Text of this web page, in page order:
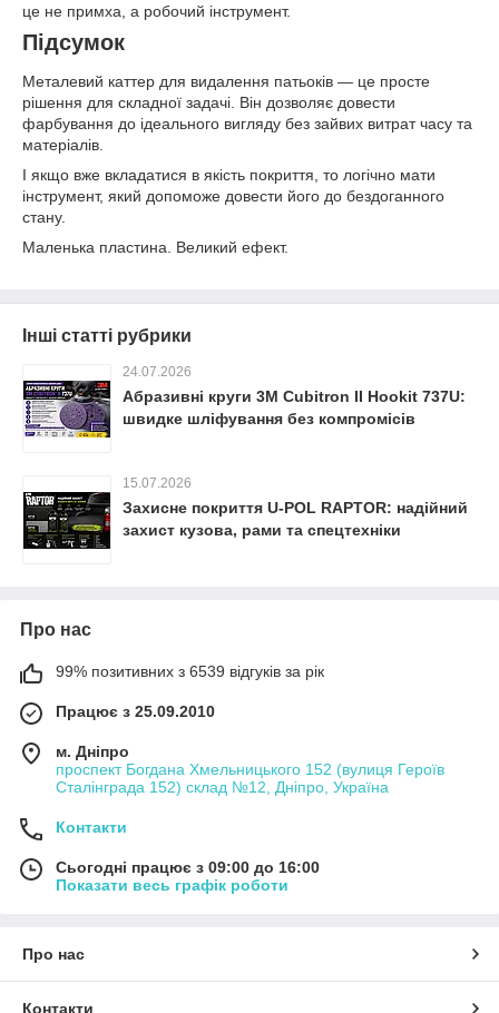
це не примха, а робочий інструмент.
Підсумок
Металевий каттер для видалення патьоків — це просте
рішення для складної задачі. Він дозволяє довести
фарбування до ідеального вигляду без зайвих витрат часу та
матеріалів.
І якщо вже вкладатися в якість покриття, то логічно мати
інструмент, який допоможе довести його до бездоганного
стану.
Маленька пластина. Великий ефект.
Інші статті рубрики
24.07.2026
Абразивні круги 3M Cubitron II Hookit 737U:
швидке шліфування без компромісів
15.07.2026
Захисне покриття U-POL RAPTOR: надійний
захист кузова, рами та спецтехніки
Про нас
99% позитивних з 6539 відгуків за рік
Працює з 25.09.2010
м. Дніпро
проспект Богдана Хмельницького 152 (вулиця Героїв
Сталінграда 152) склад №12, Дніпро, Україна
Контакти
Сьогодні працює з 09:00 до 16:00
Показати весь графік роботи
Про нас
Контакти